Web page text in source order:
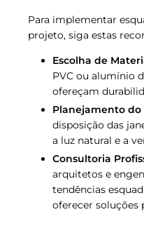
Para implementar
projeto, siga estas
Escolha de
PVC ou alumínio
ofereçam
Planejamento do
disposição das
a luz natural e a
Consultoria
arquitetos e
tendências
oferecer soluções